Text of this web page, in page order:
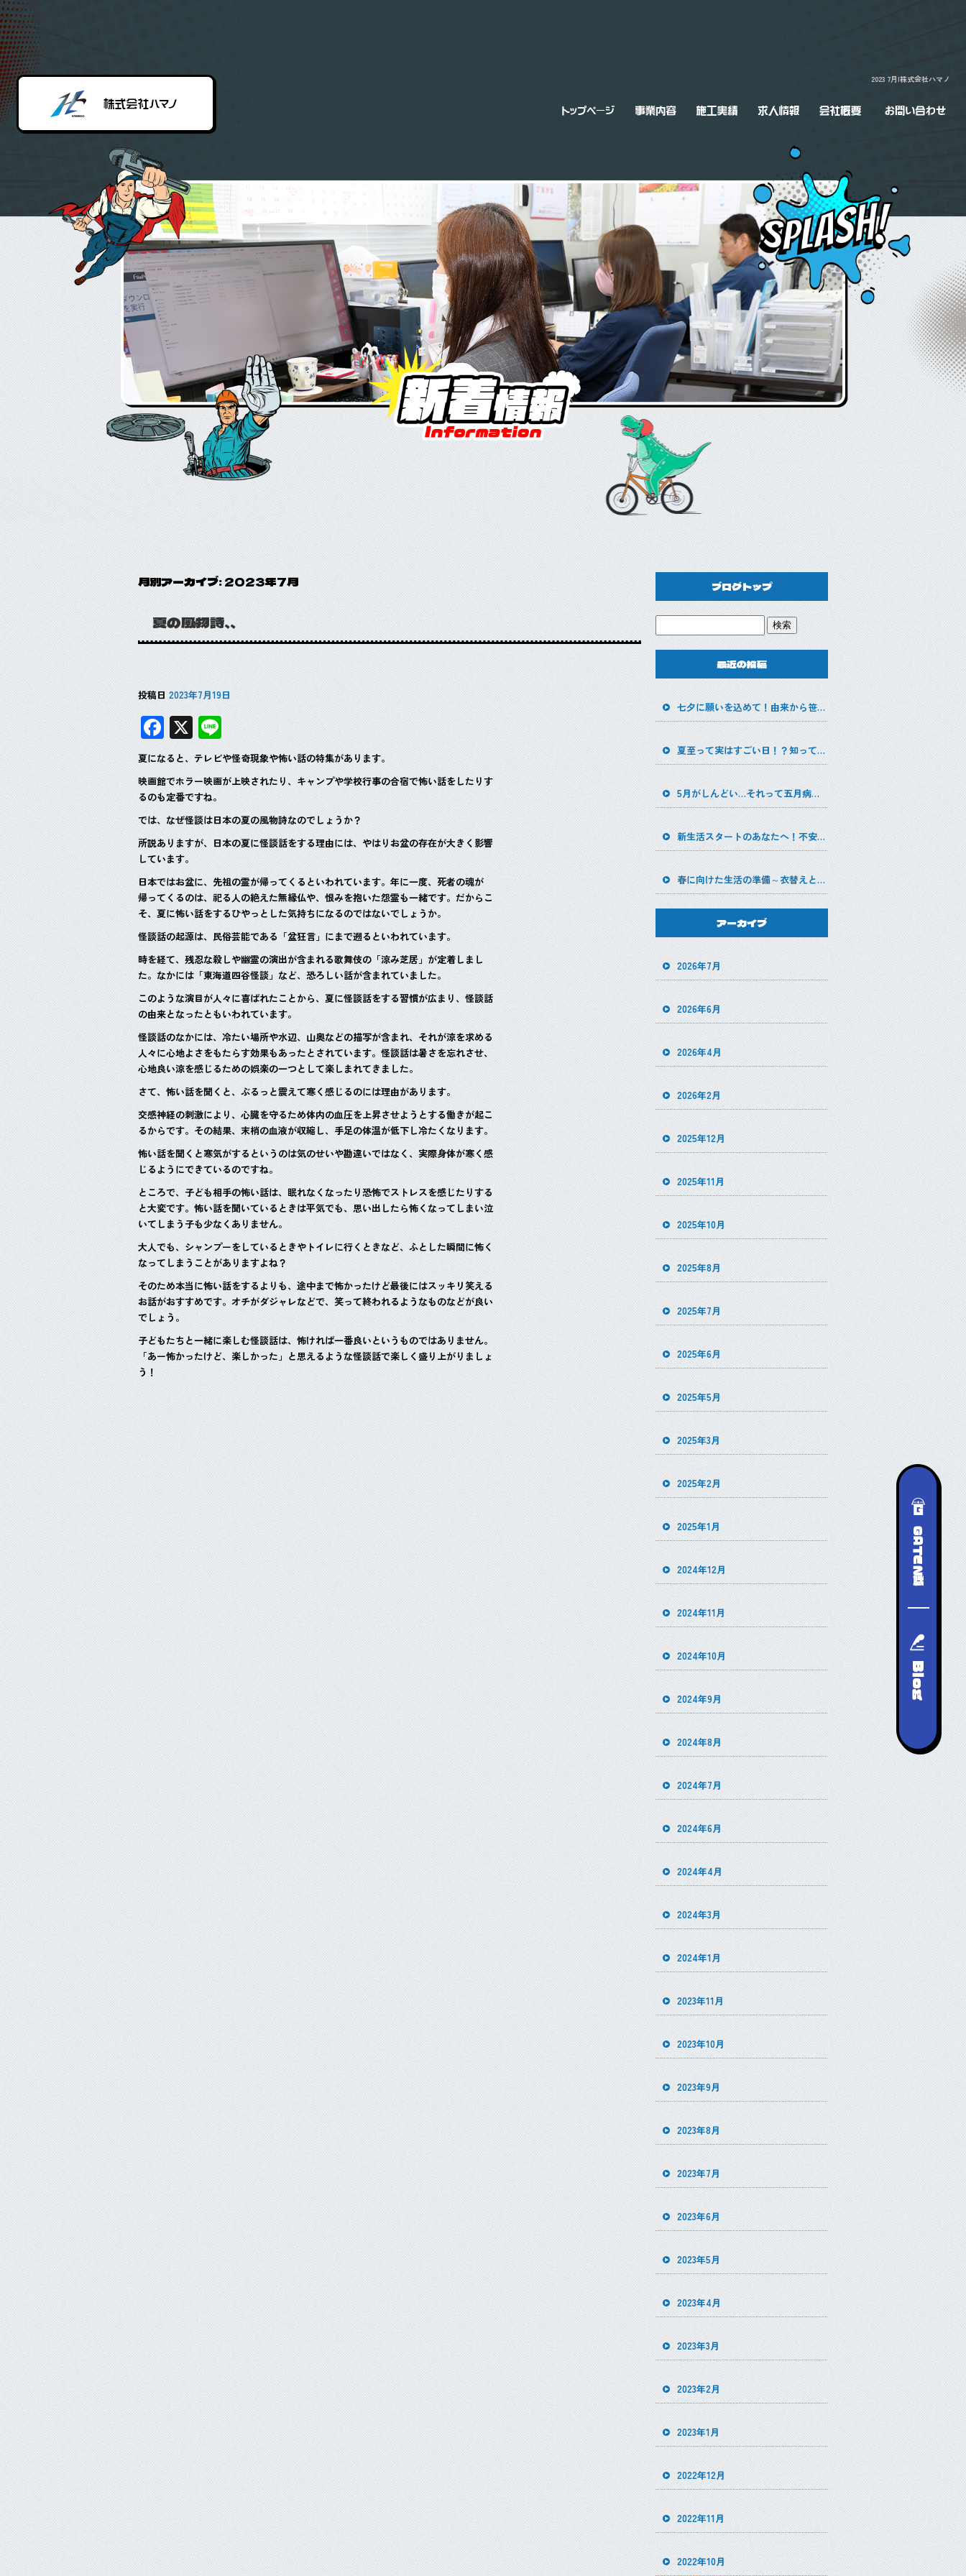
2023 7月|株式会社ハマノ
月別アーカイブ:2023年7月
夏の風物詩、、
投稿日 2023年7月19日
F
ac
e
b
o
o
k
X Li
n
e
夏になると、テレビや怪奇現象や怖い話の特集があります。
映画館でホラー映画が上映されたり、キャンプや学校行事の合宿で怖い話をしたりす
るのも定番ですね。
では、なぜ怪談は日本の夏の風物詩なのでしょうか？
所説ありますが、日本の夏に怪談話をする理由には、やはりお盆の存在が大きく影響
しています。
日本ではお盆に、先祖の霊が帰ってくるといわれています。年に一度、死者の魂が
帰ってくるのは、祀る人の絶えた無縁仏や、恨みを抱いた怨霊も一緒です。だからこ
そ、夏に怖い話をするひやっとした気持ちになるのではないでしょうか。
怪談話の起源は、民俗芸能である「盆狂言」にまで遡るといわれています。
時を経て、残忍な殺しや幽霊の演出が含まれる歌舞伎の「涼み芝居」が定着しまし
た。なかには「東海道四谷怪談」など、恐ろしい話が含まれていました。
このような演目が人々に喜ばれたことから、夏に怪談話をする習慣が広まり、怪談話
の由来となったともいわれています。
怪談話のなかには、冷たい場所や水辺、山奥などの描写が含まれ、それが涼を求める
人々に心地よさをもたらす効果もあったとされています。怪談話は暑さを忘れさせ、
心地良い涼を感じるための娯楽の一つとして楽しまれてきました。
さて、怖い話を聞くと、ぶるっと震えて寒く感じるのには理由があります。
交感神経の刺激により、心臓を守るため体内の血圧を上昇させようとする働きが起こ
るからです。その結果、末梢の血液が収縮し、手足の体温が低下し冷たくなります。
怖い話を聞くと寒気がするというのは気のせいや勘違いではなく、実際身体が寒く感
じるようにできているのですね。
ところで、子ども相手の怖い話は、眠れなくなったり恐怖でストレスを感じたりする
と大変です。怖い話を聞いているときは平気でも、思い出したら怖くなってしまい泣
いてしまう子も少なくありません。
大人でも、シャンプーをしているときやトイレに行くときなど、ふとした瞬間に怖く
なってしまうことがありますよね？
そのため本当に怖い話をするよりも、途中まで怖かったけど最後にはスッキリ笑える
お話がおすすめです。オチがダジャレなどで、笑って終われるようなものなどが良い
でしょう。
子どもたちと一緒に楽しむ怪談話は、怖ければ一番良いというものではありません。
「あー怖かったけど、楽しかった」と思えるような怪談話で楽しく盛り上がりましょ
う！
ブログトップ
最近の投稿
七夕に願いを込めて！由来から笹飾りの豆知識まで
夏至って実はすごい日！？知って得する豆知識と長い一日の楽しみ方
5月がしんどい…それって五月病かも？
新生活スタートのあなたへ！不安を自信に変える、新しい環境での過ごし方
春に向けた生活の準備～衣替えと断捨離で心身をリセット～
アーカイブ
2026年7月
2026年6月
2026年4月
2026年2月
2025年12月
2025年11月
2025年10月
2025年8月
2025年7月
2025年6月
2025年5月
2025年3月
2025年2月
2025年1月
2024年12月
2024年11月
2024年10月
2024年9月
2024年8月
2024年7月
2024年6月
2024年4月
2024年3月
2024年1月
2023年11月
2023年10月
2023年9月
2023年8月
2023年7月
2023年6月
2023年5月
2023年4月
2023年3月
2023年2月
2023年1月
2022年12月
2022年11月
2022年10月